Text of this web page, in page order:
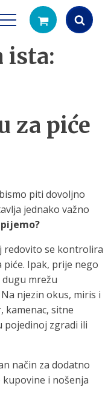
ista:
za piće
piti dovoljno
jednako važno
redovito se kontrolira
Ipak, prije nego
mrežu
njezin okus, miris i
kamenac, sitne
pojedinoj zgradi ili
način za dodatno
i nošenja
Vrčevi za
prijenosno